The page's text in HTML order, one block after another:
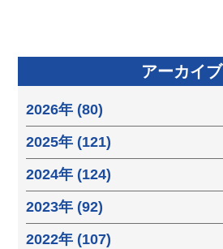
アーカイブ
2026年 (80)
2025年 (121)
2024年 (124)
2023年 (92)
2022年 (107)